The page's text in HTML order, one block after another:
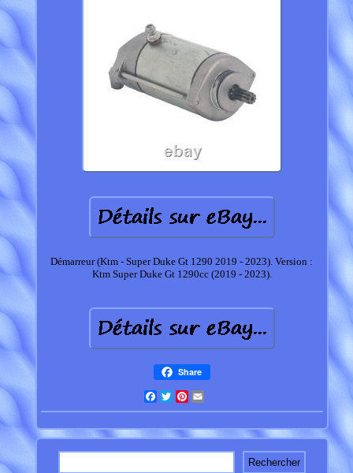
Démarreur (Ktm - Super Duke Gt 1290 2019 - 2023). Version :
Ktm Super Duke Gt 1290cc (2019 - 2023).
Share
Facebook
TwitterPinterest